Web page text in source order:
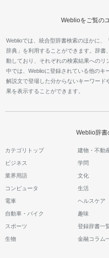
Weblioをご覧の
Weblioでは、統合型辞書検索のほかに
辞典」を利用することができます。辞書
動しており、それぞれの検索結果へのリ
中では、Weblioに登録されている他のキ
解説文で登場した分からないキーワー
果を表示することができます。
Weblio辞書
カテゴリトップ 建物・不動
ビジネス 学問
業界用語 文化
コンピュータ 生活
電車 ヘルスケア
自動車・バイク 趣味
スポーツ 登録辞書一
生物 金融コラム